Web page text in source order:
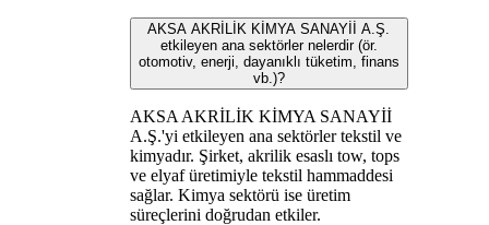
AKSA AKRİLİK KİMYA SANAYİİ A.Ş.
etkileyen ana sektörler nelerdir (ör.
otomotiv, enerji, dayanıklı tüketim, finans
vb.)?
AKSA AKRİLİK KİMYA SANAYİİ
A.Ş.'yi etkileyen ana sektörler tekstil ve
kimyadır. Şirket, akrilik esaslı tow, tops
ve elyaf üretimiyle tekstil hammaddesi
sağlar. Kimya sektörü ise üretim
süreçlerini doğrudan etkiler.